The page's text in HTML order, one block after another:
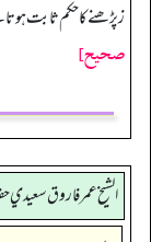
زپڑھنے کا حکم ثابت
صحيح]
الشيخ عمر فاروق سعيدي